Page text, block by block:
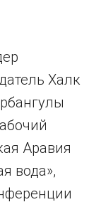
Халк
Аравия
вода»,